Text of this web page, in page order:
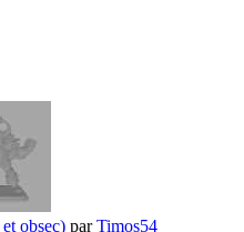
obsec) parTimos54